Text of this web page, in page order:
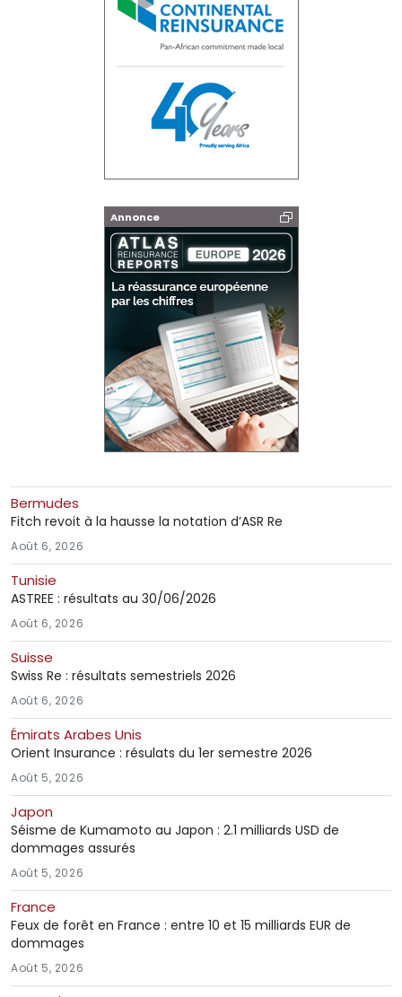
Annonce
Bermudes
Fitch revoit à la hausse la notation d’ASR Re
Août 6, 2026
Tunisie
ASTREE : résultats au 30/06/2026
Août 6, 2026
Suisse
Swiss Re : résultats semestriels 2026
Août 6, 2026
Émirats Arabes Unis
Orient Insurance : résulats du 1er semestre 2026
Août 5, 2026
Japon
Séisme de Kumamoto au Japon : 2.1 milliards USD de
dommages assurés
Août 5, 2026
France
Feux de forêt en France : entre 10 et 15 milliards EUR de
dommages
Août 5, 2026